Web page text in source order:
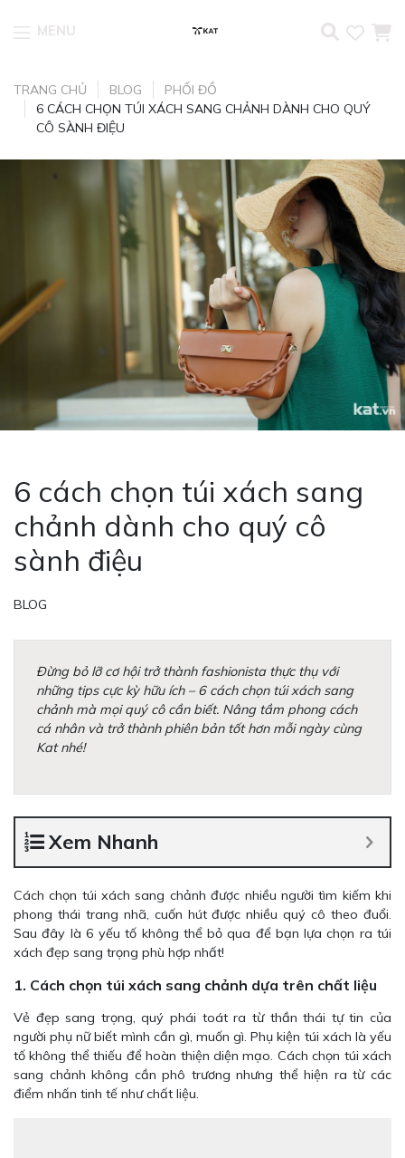
MENU
TRANG CHỦ BLOG
PHỐI ĐỒ
6 CÁCH CHỌN TÚI XÁCH SANG CHẢNH DÀNH CHO QUÝ
CÔ SÀNH ĐIỆU
6 cách chọn túi xách sang
chảnh dành cho quý cô
sành điệu
BLOG
Đừng bỏ lỡ cơ hội trở thành fashionista thực thụ với
những tips cực kỳ hữu ích – 6 cách chọn túi xách sang
chảnh mà mọi quý cô cần biết. Nâng tầm phong cách
cá nhân và trở thành phiên bản tốt hơn mỗi ngày cùng
Kat nhé!
Xem Nhanh
Cách chọn túi xách sang chảnh được nhiều người tìm kiếm khi
phong thái trang nhã, cuốn hút được nhiều quý cô theo đuổi.
Sau đây là 6 yếu tố không thể bỏ qua để bạn lựa chọn ra túi
xách đẹp sang trọng phù hợp nhất!
1. Cách chọn túi xách sang chảnh dựa trên chất liệu
Vẻ đẹp sang trọng, quý phái toát ra từ thần thái tự tin của
người phụ nữ biết mình cần gì, muốn gì. Phụ kiện túi xách là yếu
tố không thể thiếu để hoàn thiện diện mạo. Cách chọn túi xách
sang chảnh không cần phô trương nhưng thể hiện ra từ các
điểm nhấn tinh tế như chất liệu.